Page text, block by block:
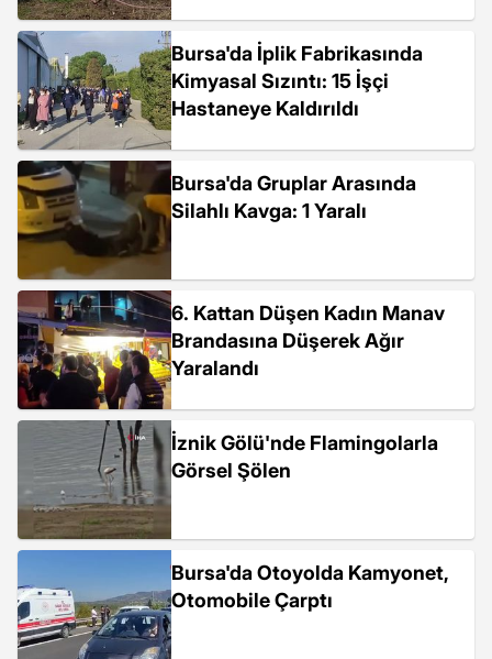
Bursa'da İplik Fabrikasında
Kimyasal Sızıntı: 15 İşçi
Hastaneye Kaldırıldı
Bursa'da Gruplar Arasında
Silahlı Kavga: 1 Yaralı
6. Kattan Düşen Kadın Manav
Brandasına Düşerek Ağır
Yaralandı
İznik Gölü'nde Flamingolarla
Görsel Şölen
Bursa'da Otoyolda Kamyonet,
Otomobile Çarptı